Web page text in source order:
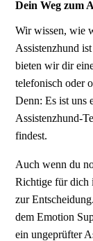
Dein Weg zum
Wir wissen, wie
Assistenzhund
bieten wir dir
telefonisch oder
Denn: Es ist uns
Assistenzhund-
findest.
Auch wenn du
Richtige für dich
zur
dem Emotion
ein ungeprüfter